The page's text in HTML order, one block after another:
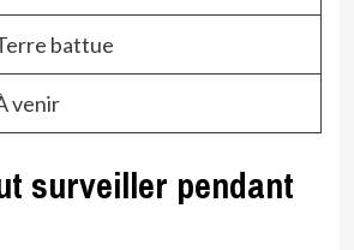
battue
venir
surveiller pendant